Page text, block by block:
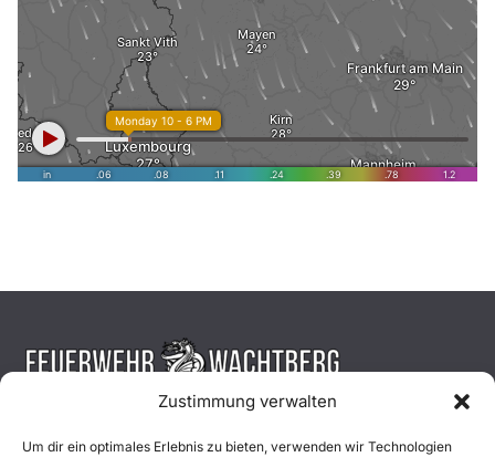
Zustimmung verwalten
Um dir ein optimales Erlebnis zu bieten, verwenden wir Technologien
Aktuelles